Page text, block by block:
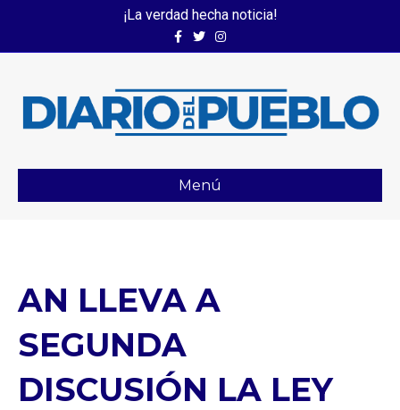
¡La verdad hecha noticia!
FacebookTwitterInstagram
Menú
AN LLEVA A
SEGUNDA
DISCUSIÓN LA LEY